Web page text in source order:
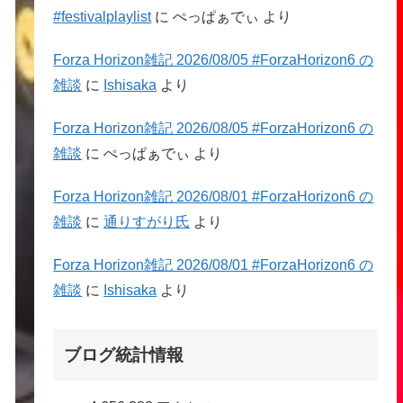
#festivalplaylistにぺっぱぁでぃ より
Forza Horizon雑記 2026/08/05 #ForzaHorizon6 の
雑談 に Ishisaka より
Forza Horizon雑記 2026/08/05 #ForzaHorizon6 の
雑談 にぺっぱぁでぃ より
Forza Horizon雑記 2026/08/01 #ForzaHorizon6 の
雑談 に通りすがり氏 より
Forza Horizon雑記 2026/08/01 #ForzaHorizon6 の
雑談 に Ishisaka より
ブログ統計情報